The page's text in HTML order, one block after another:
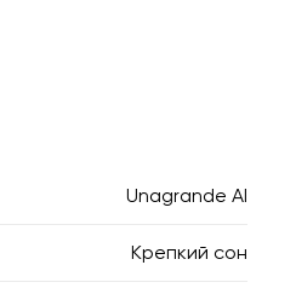
Unagrande AI
Крепкий сон